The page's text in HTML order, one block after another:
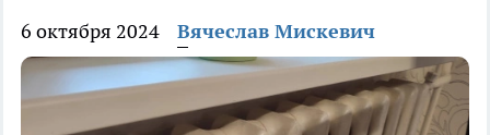
6 октября 2024 Вячеслав Мискевич